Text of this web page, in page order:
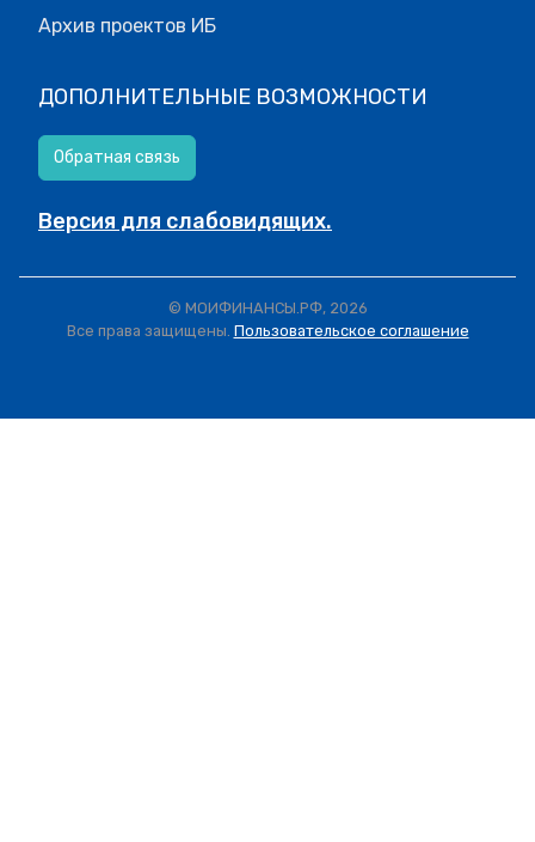
Архив проектов ИБ
ДОПОЛНИТЕЛЬНЫЕ ВОЗМОЖНОСТИ
Обратная связь
Версия для слабовидящих.
© МОИФИНАНСЫ.РФ, 2026
Все права защищены. Пользовательское соглашение